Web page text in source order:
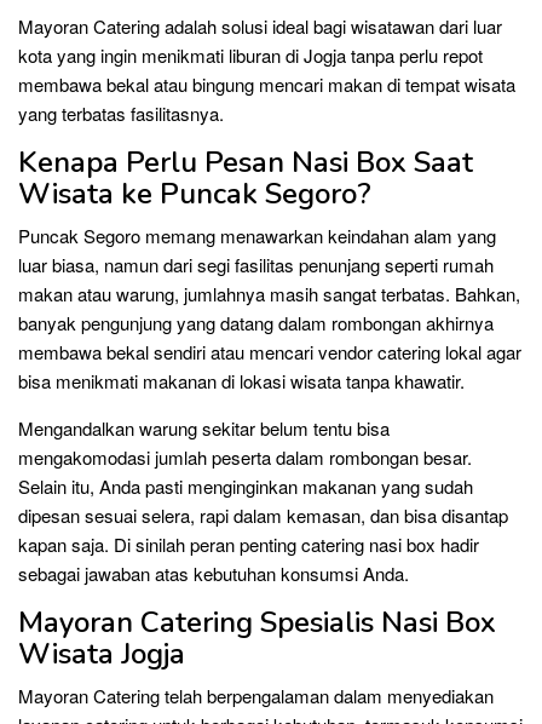
Mayoran Catering adalah solusi ideal bagi wisatawan dari luar
kota yang ingin menikmati liburan di Jogja tanpa perlu repot
membawa bekal atau bingung mencari makan di tempat wisata
yang terbatas fasilitasnya.
Kenapa Perlu Pesan Nasi Box Saat
Wisata ke Puncak Segoro?
Puncak Segoro memang menawarkan keindahan alam yang
luar biasa, namun dari segi fasilitas penunjang seperti rumah
makan atau warung, jumlahnya masih sangat terbatas. Bahkan,
banyak pengunjung yang datang dalam rombongan akhirnya
membawa bekal sendiri atau mencari vendor catering lokal agar
bisa menikmati makanan di lokasi wisata tanpa khawatir.
Mengandalkan warung sekitar belum tentu bisa
mengakomodasi jumlah peserta dalam rombongan besar.
Selain itu, Anda pasti menginginkan makanan yang sudah
dipesan sesuai selera, rapi dalam kemasan, dan bisa disantap
kapan saja. Di sinilah peran penting catering nasi box hadir
sebagai jawaban atas kebutuhan konsumsi Anda.
Mayoran Catering Spesialis Nasi Box
Wisata Jogja
Mayoran Catering telah berpengalaman dalam menyediakan